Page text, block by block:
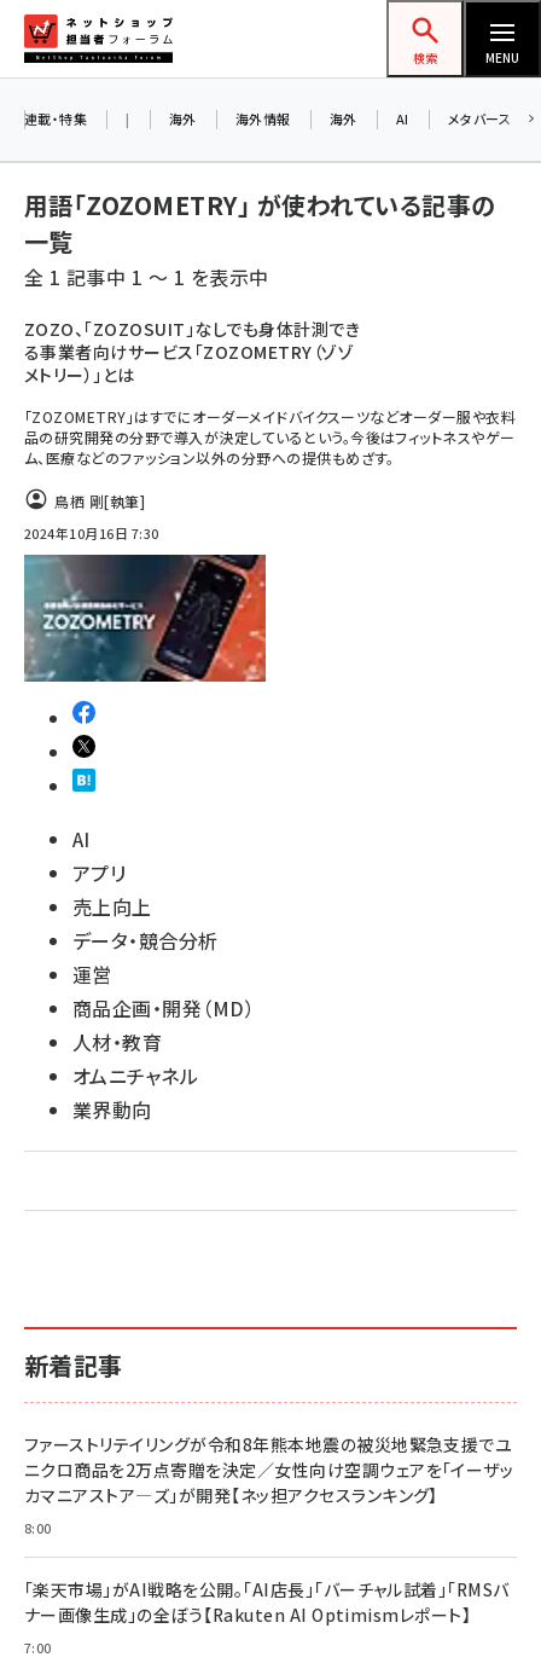
ン
ネットショップ担当者フォーラム
検索 MENU
amazon (2247)
yahoo (1900)
楽天 (1871)
ecbeing (1207)
アスクル (1119)
base (1074)
ビィ・フォアード (773)
revico (739)
連載・特集 | 海外 海外情報 海外 AI メタバース
用語「ZOZOMETRY」 が使われている記事の
一覧
全 1 記事中 1 ～ 1 を表示中
ZOZO、「ZOZOSUIT」なしでも身体計測でき
る事業者向けサービス「ZOZOMETRY（ゾゾ
メトリー）」とは
「ZOZOMETRY」はすでにオーダーメイドバイクスーツなどオーダー服や衣料
品の研究開発の分野で導入が決定しているという。今後はフィットネスやゲー
ム、医療などのファッション以外の分野への提供もめざす。
鳥栖 剛[執筆]
2024年10月16日 7:30
AI
アプリ
売上向上
データ・競合分析
運営
商品企画・開発（MD）
人材・教育
オムニチャネル
業界動向
新着記事
ファーストリテイリングが令和8年熊本地震の被災地緊急支援でユ
ニクロ商品を2万点寄贈を決定／女性向け空調ウェアを「イーザッ
カマニアストア―ズ」が開発【ネッ担アクセスランキング】
8:00
「楽天市場」がAI戦略を公開。「AI店長」「バーチャル試着」「RMSバ
ナー画像生成」の全ぼう【Rakuten AI Optimismレポート】
7:00